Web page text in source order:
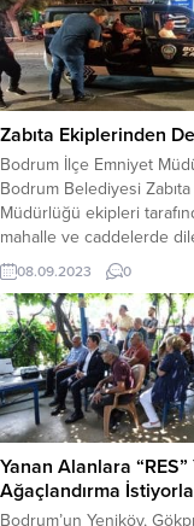
Zabıta Ekiplerinden
Bodrum İlçe Emniyet
Bodrum Belediyesi Zabıta
Müdürlüğü ekipleri
mahalle ve caddelerde
seyyar satıcılık
denetimler yapılıyor.
ve İlçe Emniyet
birliğinde gerçekleştirilen
çalışmalar kapsamında
Ağustos tarihlerinde Çarşı
Mahallesi Cevat Şakir
Caddesi, Neyzen Tevfik
Kumbahçe Mahallesi
08.09.2023 0
Yanan Alanlara “RES”
Ağaçlandırma
Bodrum’un Yeniköy,